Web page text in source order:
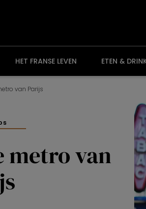
HET FRANSE LEVEN ETEN &
van Parijs
metro van